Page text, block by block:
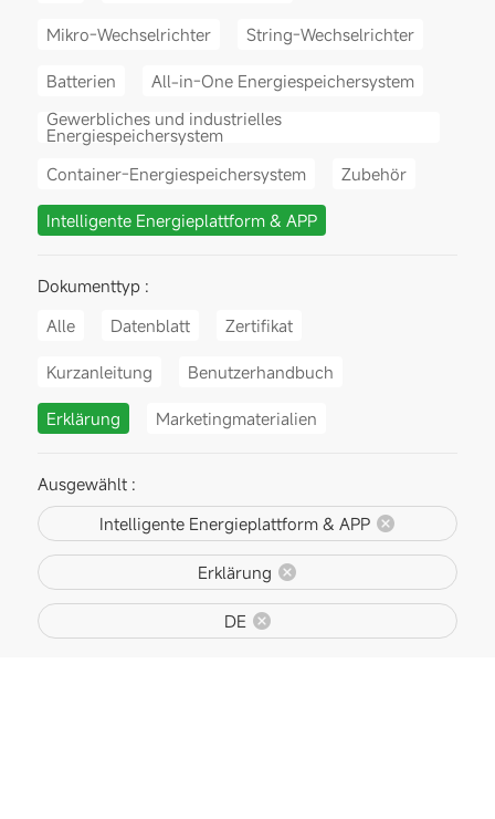
Mikro-Wechselrichter String-Wechselrichter
Batterien
All-in-One Energiespeichersystem
Gewerbliches und industrielles
Energiespeichersystem
Container-Energiespeichersystem
Zubehör
Intelligente Energieplattform & APP
Dokumenttyp :
Alle
Datenblatt Zertifikat
Kurzanleitung Benutzerhandbuch
Erklärung Marketingmaterialien
Ausgewählt :
Intelligente Energieplattform & APP
Erklärung
DE